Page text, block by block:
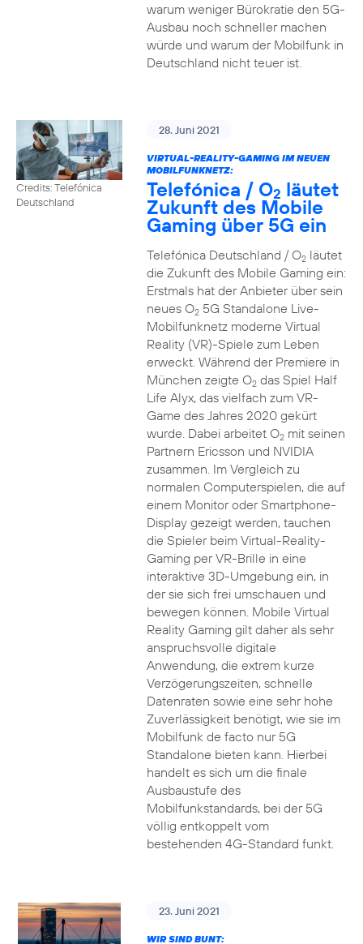
warum weniger Bürokratie den 5G-
Ausbau noch schneller machen
würde und warum der Mobilfunk in
Deutschland nicht teuer ist.
Credits: Telefónica
Deutschland
28. Juni 2021
VIRTUAL-REALITY-GAMING IM NEUEN
MOBILFUNKNETZ:
Telefónica / O2 läutet
Zukunft des Mobile
Gaming über 5G ein
Telefónica Deutschland / O2läutet
die Zukunft des Mobile Gaming ein:
Erstmals hat der Anbieter über sein
neues O25G Standalone Live-
Mobilfunknetz moderne Virtual
Reality (VR)-Spiele zum Leben
erweckt. Während der Premiere in
München zeigte O2das Spiel Half
Life Alyx, das vielfach zum VR-
Game des Jahres 2020 gekürt
wurde. Dabei arbeitet O2mit seinen
Partnern Ericsson und NVIDIA
zusammen. Im Vergleich zu
normalen Computerspielen, die auf
einem Monitor oder Smartphone-
Display gezeigt werden, tauchen
die Spieler beim Virtual-Reality-
Gaming per VR-Brille in eine
interaktive 3D-Umgebung ein, in
der sie sich frei umschauen und
bewegen können. Mobile Virtual
Reality Gaming gilt daher als sehr
anspruchsvolle digitale
Anwendung, die extrem kurze
Verzögerungszeiten, schnelle
Datenraten sowie eine sehr hohe
Zuverlässigkeit benötigt, wie sie im
Mobilfunk de facto nur 5G
Standalone bieten kann. Hierbei
handelt es sich um die finale
Ausbaustufe des
Mobilfunkstandards, bei der 5G
völlig entkoppelt vom
bestehenden 4G-Standard funkt.
23. Juni 2021
WIR SIND BUNT: